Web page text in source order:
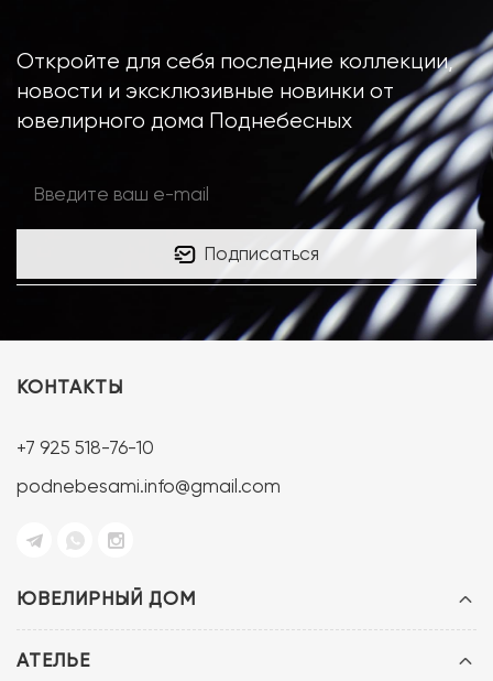
Откройте для себя последние коллекции,
новости и эксклюзивные новинки от
ювелирного дома Поднебесных
Подписаться
ЮВЕЛИРНЫЙ ДОМ
АТЕЛЬЕ
КОНТАКТЫ
+7 925 518-76-10
podnebesami.info@gmail.com